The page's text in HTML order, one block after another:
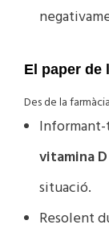
El paper de
Des de la
vitamina D
situació.
Resolent